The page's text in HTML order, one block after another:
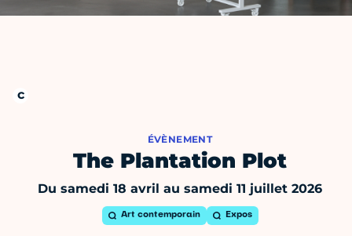
ÉVÈNEMENT
The Plantation Plot
Du samedi 18 avril au samedi 11 juillet 2026
Art contemporain Expos